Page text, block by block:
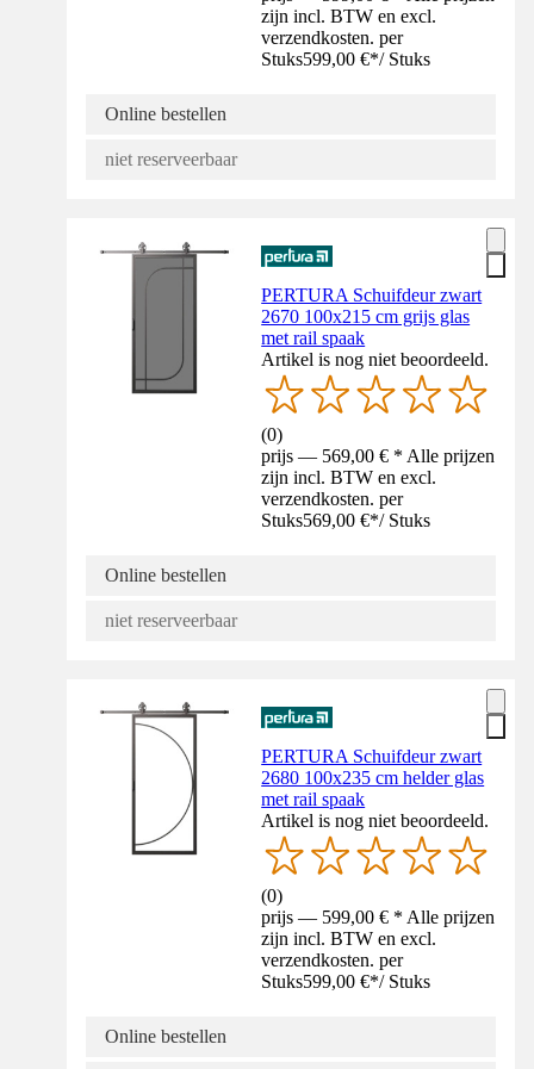
zijn incl. BTW en excl.
verzendkosten. per
Stuks599,00 €*/ Stuks
Online bestellen
niet reserveerbaar
PERTURA Schuifdeur zwart
2670 100x215 cm grijs glas
met rail spaak
Artikel is nog niet beoordeeld.
(0)
prijs — 569,00 € * Alle prijzen
zijn incl. BTW en excl.
verzendkosten. per
Stuks569,00 €*/ Stuks
Online bestellen
niet reserveerbaar
PERTURA Schuifdeur zwart
2680 100x235 cm helder glas
met rail spaak
Artikel is nog niet beoordeeld.
(0)
prijs — 599,00 € * Alle prijzen
zijn incl. BTW en excl.
verzendkosten. per
Stuks599,00 €*/ Stuks
Online bestellen